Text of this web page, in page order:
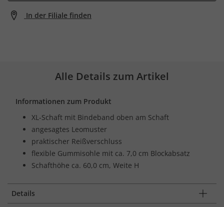
In der Filiale finden
Alle Details zum Artikel
Informationen zum Produkt
XL-Schaft mit Bindeband oben am Schaft
angesagtes Leomuster
praktischer Reißverschluss
flexible Gummisohle mit ca. 7,0 cm Blockabsatz
Schafthöhe ca. 60,0 cm, Weite H
Details